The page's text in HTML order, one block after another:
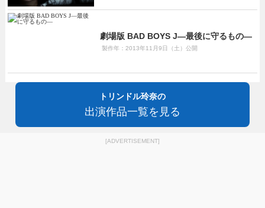
劇場版 BAD BOYS J―最後に守るもの―
製作年：2013年11月9日（土）公開
トリンドル玲奈の
出演作品一覧を見る
[ADVERTISEMENT]